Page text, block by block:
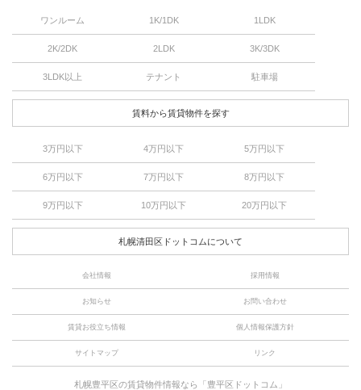
ワンルーム 1K/1DK 1LDK
2K/2DK 2LDK 3K/3DK
3LDK以上 テナント 駐車場
賃料から賃貸物件を探す
3万円以下 4万円以下 5万円以下
6万円以下 7万円以下 8万円以下
9万円以下 10万円以下 20万円以下
札幌清田区ドットコムについて
会社情報 採用情報
お知らせ お問い合わせ
賃貸お役立ち情報 個人情報保護方針
サイトマップ リンク
札幌豊平区の賃貸物件情報なら「豊平区ドットコム」